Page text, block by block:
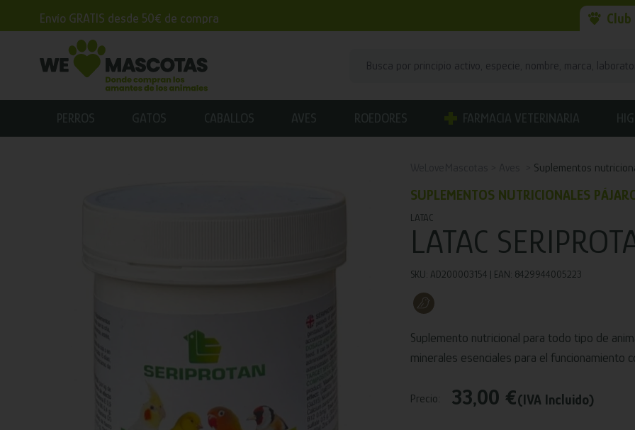
Envío GRATIS desde 50€ de compra
PERROS GATOS CABALLOS AVES ROEDORES FARMACIA VETERINARIA
Suplementos
SUPLEMENTOS NUTRICIONALES
LATAC
LATAC
SKU: AD200003154 | EAN: 8429944005223
Suplemento nutricional para todo tipo de
minerales esenciales para el funcionamiento
Precio: 33,00 €(IVA Incluido)